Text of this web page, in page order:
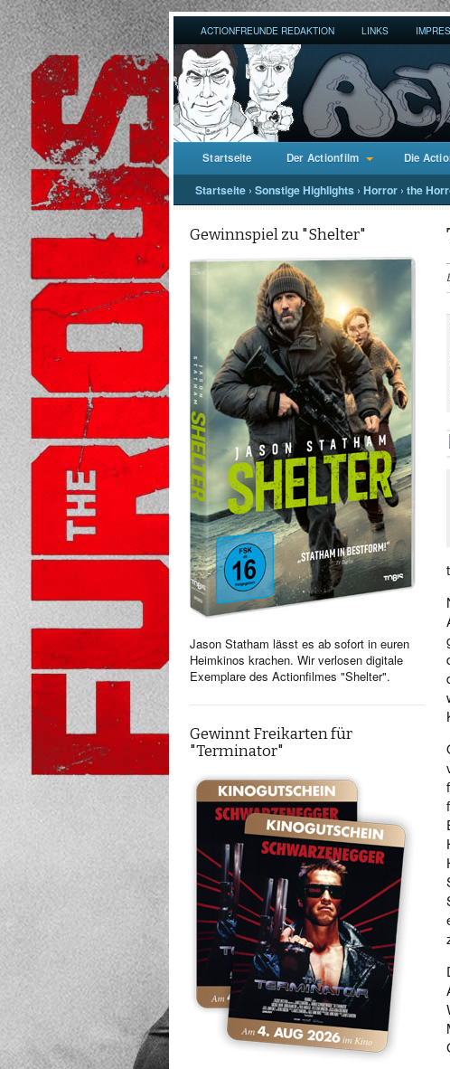
ACTIONFREUNDE REDAKTION LINKS
Startseite Der Actionfilm Die
Startseite › Sonstige Highlights › Horror › the
Gewinnspiel zu "Shelter"
Jason Statham lässt es ab sofort in euren
Heimkinos krachen. Wir verlosen digitale
Exemplare des Actionfilmes "Shelter".
Gewinnt Freikarten für
"Terminator"